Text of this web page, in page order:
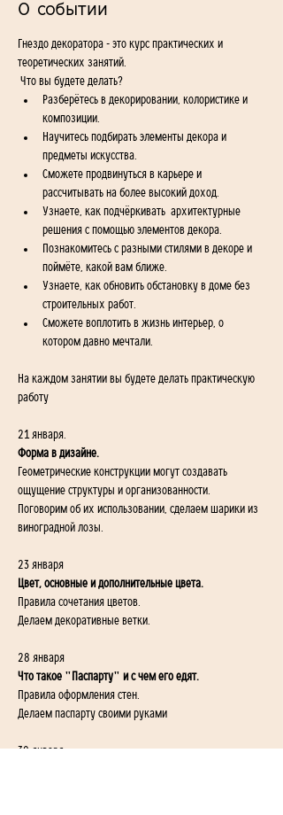
О событии
Гнездо декоратора - это курс практических и
теоретических занятий.
Что вы будете делать?
Разберётесь в декорировании, колористике и
композиции.
Научитесь подбирать элементы декора и
предметы искусства.
Сможете продвинуться в карьере и
рассчитывать на более высокий доход.
Узнаете, как подчёркивать  архитектурные
решения с помощью элементов декора.
Познакомитесь с разными стилями в декоре и
поймёте, какой вам ближе.
Узнаете, как обновить обстановку в доме без
строительных работ.
Сможете воплотить в жизнь интерьер, о
котором давно мечтали.
На каждом занятии вы будете делать практическую
работу
21 января.
Форма в дизайне.
Геометрические конструкции могут создавать
ощущение структуры и организованности.
Поговорим об их использовании, сделаем шарики из
виноградной лозы.
23 января
Цвет, основные и дополнительные цвета.
Правила сочетания цветов.
Делаем декоративные ветки.
28 января
Что такое "Паспарту" и с чем его едят.
Правила оформления стен.
Делаем паспарту своими руками
30 января